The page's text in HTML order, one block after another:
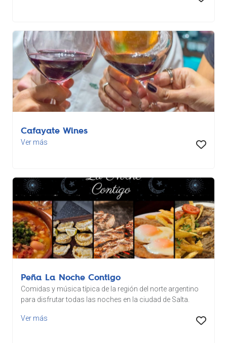
Cafayate Wines
Ver más
Peña La Noche Contigo
Comidas y música típica de la región del norte argentino
para disfrutar todas las noches en la ciudad de Salta.
Ver más